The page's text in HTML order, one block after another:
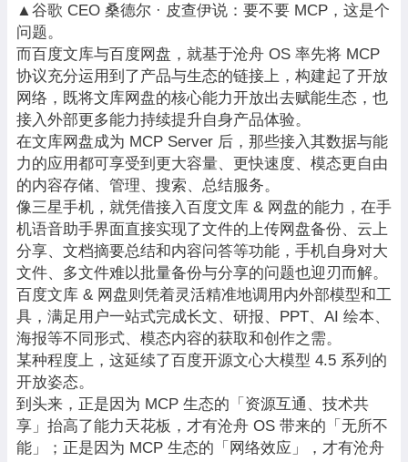
▲谷歌 CEO 桑德尔 · 皮查伊说：要不要 MCP，这是个
问题。
而百度文库与百度网盘，就基于沧舟 OS 率先将 MCP
协议充分运用到了产品与生态的链接上，构建起了开放
网络，既将文库网盘的核心能力开放出去赋能生态，也
接入外部更多能力持续提升自身产品体验。
在文库网盘成为 MCP Server 后，那些接入其数据与能
力的应用都可享受到更大容量、更快速度、模态更自由
的内容存储、管理、搜索、总结服务。
像三星手机，就凭借接入百度文库 & 网盘的能力，在手
机语音助手界面直接实现了文件的上传网盘备份、云上
分享、文档摘要总结和内容问答等功能，手机自身对大
文件、多文件难以批量备份与分享的问题也迎刃而解。
百度文库 & 网盘则凭着灵活精准地调用内外部模型和工
具，满足用户一站式完成长文、研报、PPT、AI 绘本、
海报等不同形式、模态内容的获取和创作之需。
某种程度上，这延续了百度开源文心大模型 4.5 系列的
开放姿态。
到头来，正是因为 MCP 生态的「资源互通、技术共
享」抬高了能力天花板，才有沧舟 OS 带来的「无所不
能」；正是因为 MCP 生态的「网络效应」，才有沧舟